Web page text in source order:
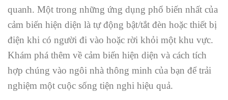
quanh. Một trong những ứng dụng phổ biến nhất của
cảm biến hiện diện là tự động bật/tắt đèn hoặc thiết bị
điện khi có người đi vào hoặc rời khỏi một khu vực.
Khám phá thêm về cảm biến hiện diện và cách tích
hợp chúng vào ngôi nhà thông minh của bạn để trải
nghiệm một cuộc sống tiện nghi hiệu quả.